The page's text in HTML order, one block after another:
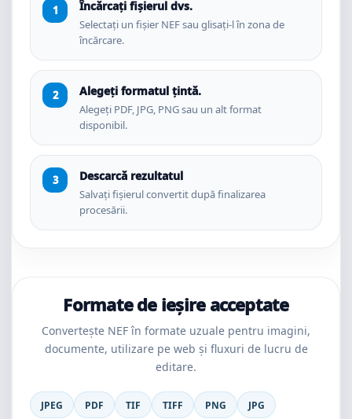
Încărcați fișierul dvs.
Selectați un fișier NEF sau glisați-l în zona de
încărcare.
Alegeți formatul țintă.
Alegeți PDF, JPG, PNG sau un alt format
disponibil.
Descarcă rezultatul
Salvați fișierul convertit după finalizarea
procesării.
Formate de ieșire acceptate
Convertește NEF în formate uzuale pentru imagini,
documente, utilizare pe web și fluxuri de lucru de
editare.
JPEG PDF TIF TIFF PNG JPG